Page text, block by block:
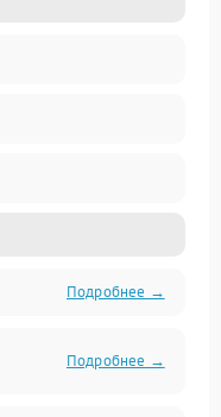
Подробнее →
Подробнее →